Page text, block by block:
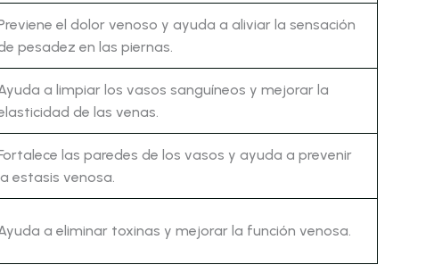
el dolor venoso y ayuda a aliviar la sensación
pesadez en las piernas.
a limpiar los vasos sanguíneos y mejorar la
de las venas.
las paredes de los vasos y ayuda a prevenir
la estasis venosa.
a eliminar toxinas y mejorar la función venosa.